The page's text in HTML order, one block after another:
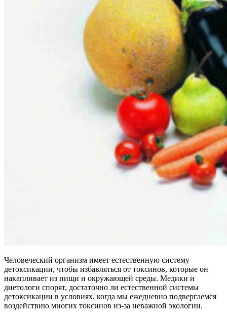
Человеческий организм имеет естественную систему
детоксикации, чтобы избавляться от токсинов, которые он
накапливает из пищи и окружающей среды. Медики и
диетологи спорят, достаточно ли естественной системы
детоксикации в условиях, когда мы ежедневно подвергаемся
воздействию многих токсинов из-за неважной экологии.